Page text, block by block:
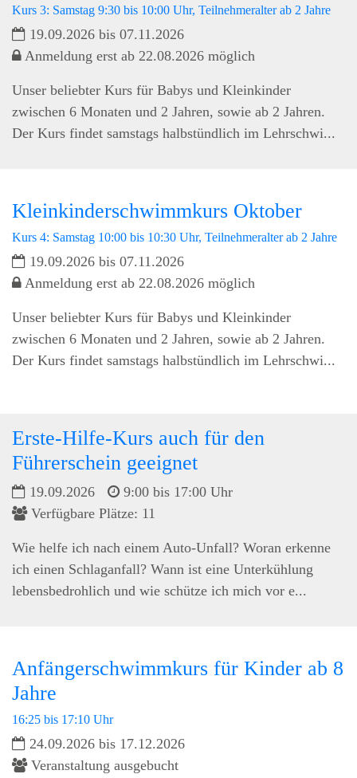
Kurs 3: Samstag 9:30 bis 10:00 Uhr, Teilnehmeralter ab 2 Jahre
19.09.2026 bis 07.11.2026
Anmeldung erst ab 22.08.2026 möglich
Unser beliebter Kurs für Babys und Kleinkinder
zwischen 6 Monaten und 2 Jahren, sowie ab 2 Jahren.
Der Kurs findet samstags halbstündlich im Lehrschwi...
Kleinkinderschwimmkurs Oktober
Kurs 4: Samstag 10:00 bis 10:30 Uhr, Teilnehmeralter ab 2 Jahre
19.09.2026 bis 07.11.2026
Anmeldung erst ab 22.08.2026 möglich
Unser beliebter Kurs für Babys und Kleinkinder
zwischen 6 Monaten und 2 Jahren, sowie ab 2 Jahren.
Der Kurs findet samstags halbstündlich im Lehrschwi...
Erste-Hilfe-Kurs auch für den
Führerschein geeignet
19.09.2026
9:00 bis 17:00 Uhr
Verfügbare Plätze: 11
Wie helfe ich nach einem Auto-Unfall? Woran erkenne
ich einen Schlaganfall? Wann ist eine Unterkühlung
lebensbedrohlich und wie schütze ich mich vor e...
Anfängerschwimmkurs für Kinder ab 8
Jahre
16:25 bis 17:10 Uhr
24.09.2026 bis 17.12.2026
Veranstaltung ausgebucht